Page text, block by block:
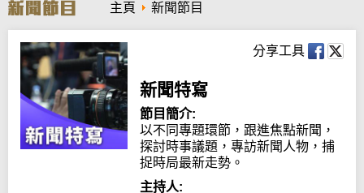
r
c
h
主頁 新聞節目
分享工具
新聞特寫
節目簡介:
以不同專題環節，跟進焦點新聞，
探討時事議題，專訪新聞人物，捕
捉時局最新走勢。
主持人: